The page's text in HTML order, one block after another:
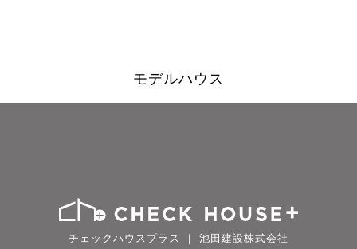
モデルハウス
チェックハウスプラス ｜ 池田建設株式会社